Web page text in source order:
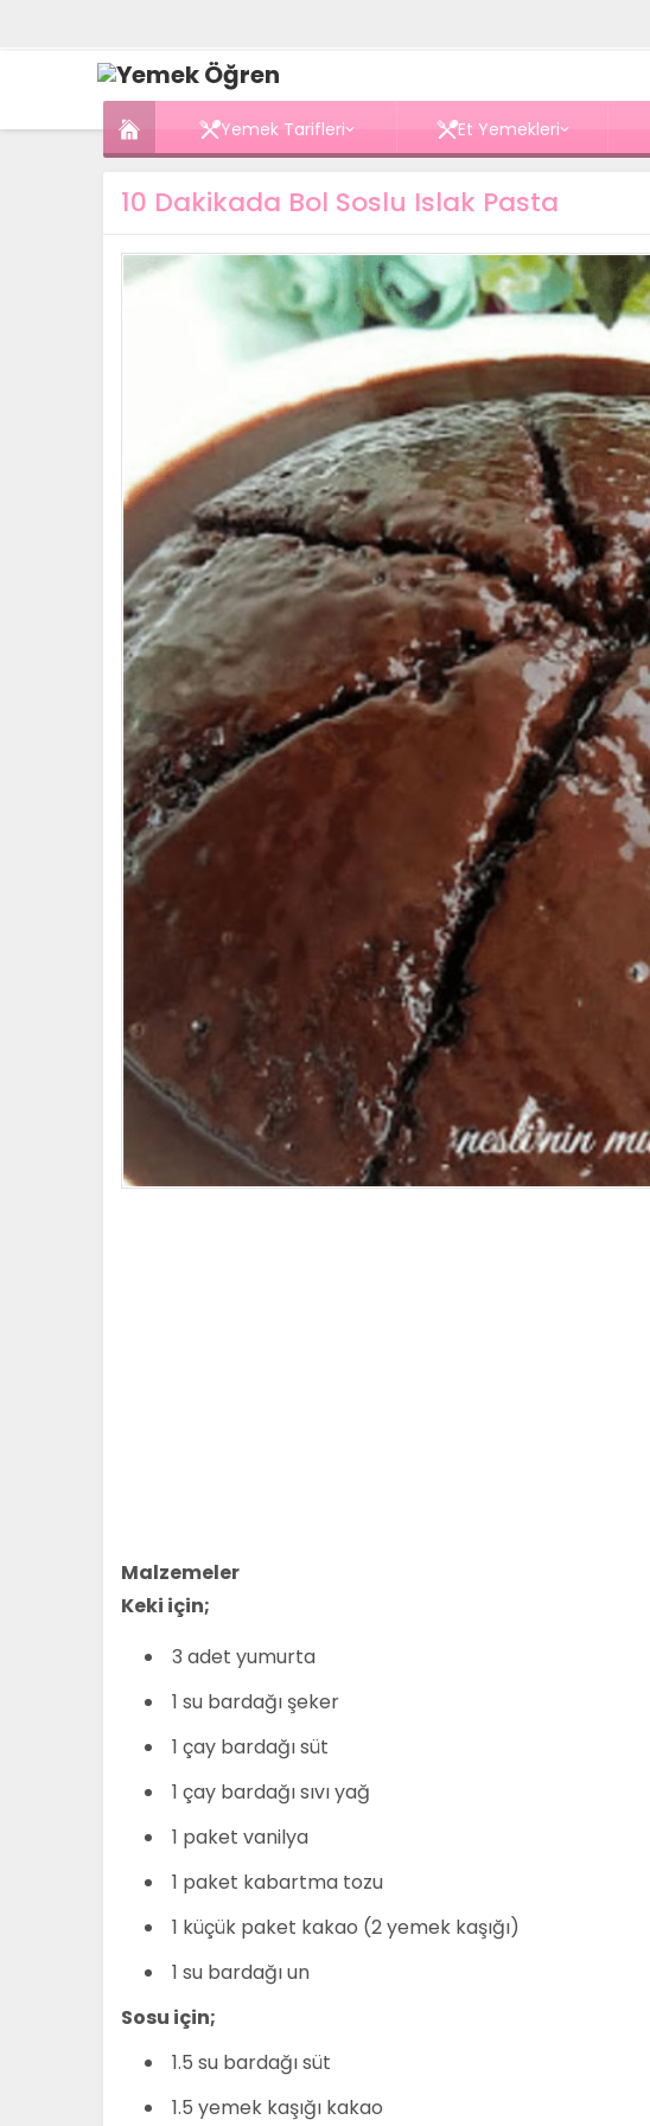
Yemek Tarifleri Et Yemekleri
10 Dakikada Bol Soslu Islak Pasta
Malzemeler
Keki için;
3 adet yumurta
1 su bardağı şeker
1 çay bardağı süt
1 çay bardağı sıvı yağ
1 paket vanilya
1 paket kabartma tozu
1 küçük paket kakao (2 yemek kaşığı)
1 su bardağı un
Sosu için;
1.5 su bardağı süt
1.5 yemek kaşığı kakao